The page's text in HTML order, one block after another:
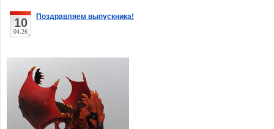
Поздравляем выпускника!
10
04.26